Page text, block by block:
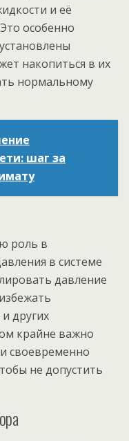
и её
особенно
накопиться в их
нормальному
шаг за
роль в
в системе
давление
других
крайне важно
своевременно
не допустить